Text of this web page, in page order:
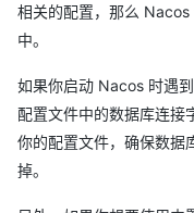
相关的配置，那么
中。
如果你启动 Nacos 时遇
配置文件中的数据库连接
你的配置文件，确保数据
掉。